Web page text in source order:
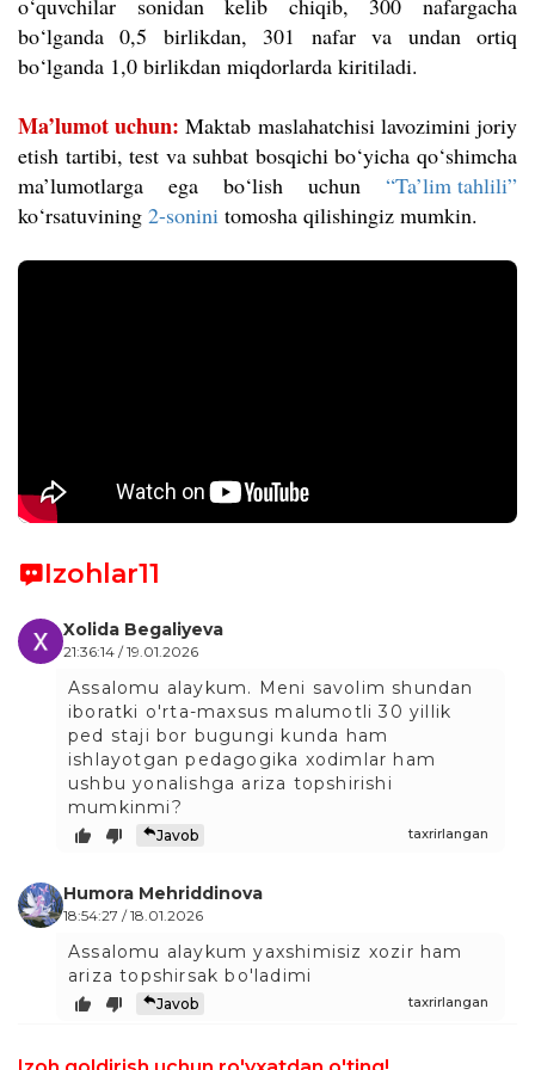
o‘quvchilar sonidan kelib chiqib, 300 nafargacha
bo‘lganda 0,5 birlikdan, 301 nafar va undan ortiq
bo‘lganda 1,0 birlikdan miqdorlarda kiritiladi.
Ma’lumot uchun: Maktab maslahatchisi lavozimini joriy
etish tartibi, test va suhbat bosqichi bo‘yicha qo‘shimcha
ma’lumotlarga ega bo‘lish uchun “Ta’lim tahlili”
ko‘rsatuvining 2-sonini tomosha qilishingiz mumkin.
Izohlar11
Xolida Begaliyeva
21:36:14 / 19.01.2026
Assalomu alaykum. Meni savolim shundan
iboratki o'rta-maxsus malumotli 30 yillik
ped staji bor bugungi kunda ham
ishlayotgan pedagogika xodimlar ham
ushbu yonalishga ariza topshirishi
mumkinmi?
taxrirlangan
Javob
Humora Mehriddinova
18:54:27 / 18.01.2026
Assalomu alaykum yaxshimisiz xozir ham
ariza topshirsak bo'ladimi
taxrirlangan
Javob
Muzaffar Xamzayev